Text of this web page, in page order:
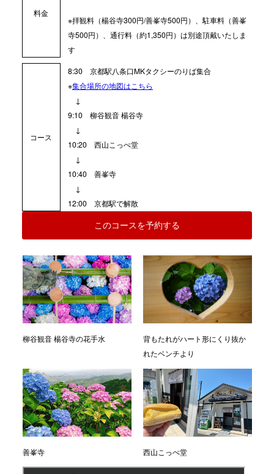
料金
※拝観料（楊谷寺300円/善峯寺500円）、駐車料（善峯
寺500円）、通行料（約1,350円）は別途頂戴いたしま
す
コース
8:30京都駅八条口MKタクシーのりば集合
※集合場所の地図はこちら
↓
9:10 柳谷観音 楊谷寺
↓
10:20 西山こっぺ堂
↓
10:40 善峯寺
↓
12:00 京都駅で解散
このコースを予約する
柳谷観音 楊谷寺の花手水
背もたれがハート形にくり抜か
れたベンチより
善峯寺 西山こっぺ堂